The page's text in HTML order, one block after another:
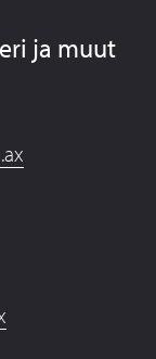
ja muut